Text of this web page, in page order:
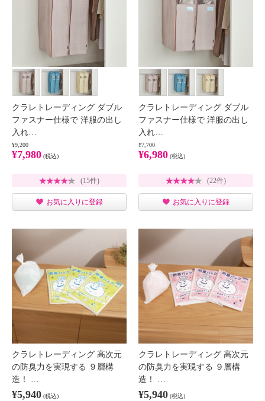
クラレトレーディング ダブル
ファスナー仕様で 洋服の出し
入れ…
¥9,200
¥7,980 (税込)
(15件)
お気に入りに登録
クラレトレーディング ダブル
ファスナー仕様で 洋服の出し
入れ…
¥7,700
¥6,980 (税込)
(22件)
お気に入りに登録
クラレトレーディング 高次元
の防臭力を実現する ９層構
造！ …
¥5,940 (税込)
クラレトレーディング 高次元
の防臭力を実現する ９層構
造！ …
¥5,940 (税込)